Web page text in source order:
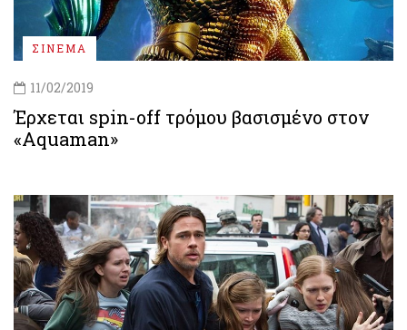
ΣΙΝΕΜΑ
11/02/2019
Έρχεται spin-off τρόμου βασισμένο στον
«Aquaman»